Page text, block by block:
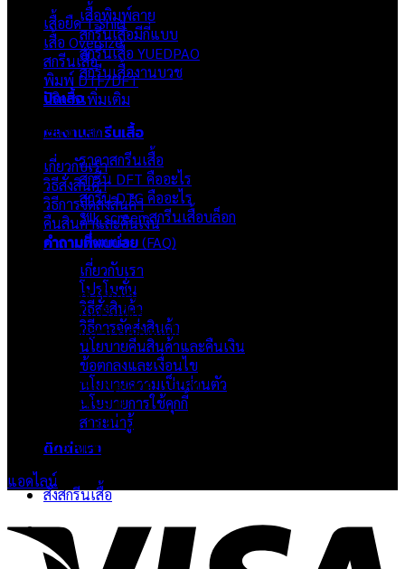
เสื้อพิมพ์ลาย
สกรีนเสื้อมีกี่แบบ
สกรีนเสื้อ YUEDPAO
สกรีนเสื้องานบวช
ปักเสื้อ
ผลงานสกรีนเสื้อ
ราคาสกรีนเสื้อ
สกรีน DFT คืออะไร
สกรีน DTG คืออะไร
Silk screen สกรีนเสื้อบล็อก
คำถามที่พบบ่อย
เกี่ยวกับเรา
โปรโมชั่น
วิธีสั่งสินค้า
วิธีการจัดส่งสินค้า
นโยบายคืนสินค้าและคืนเงิน
ข้อตกลงและเงื่อนไข
นโยบายความเป็นส่วนตัว
นโยบายการใช้คุกกี้
สาระน่ารู้
ติดต่อเรา
สั่งสกรีนเสื้อ
เสื้อยืด T-Shirt
เสื้อ Oversize
สกรีนเสื้อ
พิมพ์ DTF/DFT
บริการเพิ่มเติม
ภาพรวมเว็บไซต์
เกี่ยวกับเรา
วิธีสั่งสินค้า
วิธีการจัดส่งสินค้า
คืนสินค้าและคืนเงิน
คำถามที่พบบ่อย (FAQ)
แบรนด์ Hoshiเป็นแบรนด์เสื้อยืดคุณภาพ และบริการงานสกรีนเสื้อ
งานปัก และรับปริ้นฟิล์ม DTF แบบครบวงจร โรงงานสกรีนเสื้อยืดที่
เน้นคุณภาพและการส่งมอบที่เกินความคาดหวัง
HOSHI.KAIZENN@GMAIL.COM
📶 LINE : @HO-SHI
🟢 เปิด 9.00-23.00 น.
🔴 ปิดวันอาทิตย์
แอดไลน์